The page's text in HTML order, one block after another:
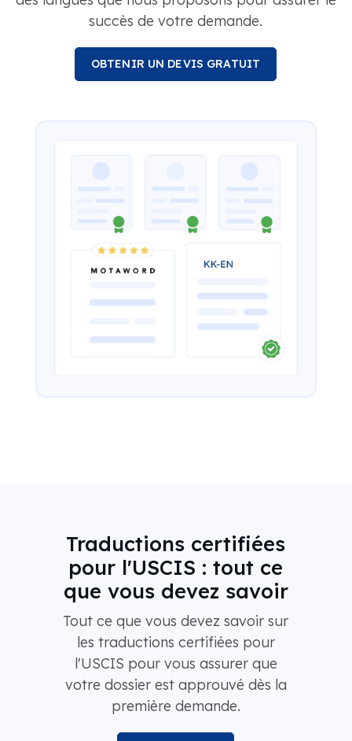
succès de votre demande.
OBTENIR UN DEVIS GRATUIT
Traductions certifiées
pour l'USCIS : tout ce
que vous devez savoir
Tout ce que vous devez savoir sur
les traductions certifiées pour
l'USCIS pour vous assurer que
votre dossier est approuvé dès la
première demande.